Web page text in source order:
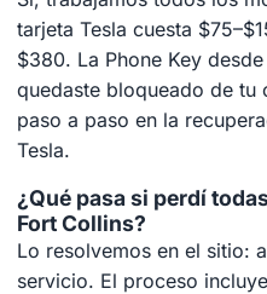
tarjeta Tesla cuesta
$380. La Phone Key
quedaste bloqueado de tu
paso a paso en la
Tesla.
¿Qué pasa si perdí
Fort Collins?
Lo resolvemos en el sitio:
servicio. El proceso